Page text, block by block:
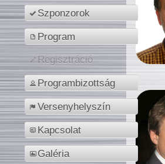
Szponzorok
Program
Regisztráció
Programbizottság
Versenyhelyszín
Kapcsolat
Galéria